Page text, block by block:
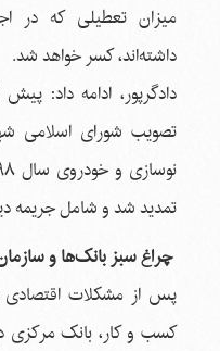
میزان تعطیلی که در
داشته‌اند، کسر خواهد شد.
دادگرپور، ادامه داد:
تصویب شورای اسلامی
تمدید شد و شامل جریمه
چراغ سبز بانک‌ها و
پس از مشکلات
کسب و کار، بانک مرکزی